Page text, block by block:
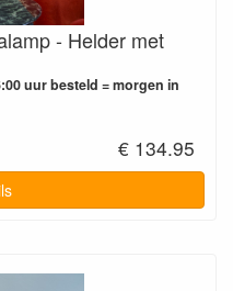
- Helder met
uur besteld = morgen in
€ 134.95